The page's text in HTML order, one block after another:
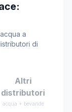
a
di
Altri
distributori
acqua + bevande